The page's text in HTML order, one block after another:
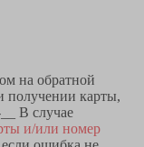
на обратной
получении карты,
В случае
и/или номер